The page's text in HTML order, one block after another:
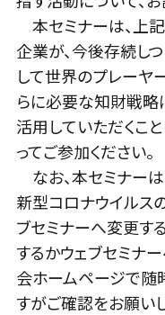
本セミナーは、上
企業が、今後存続し
して世界のプレーヤ
らに必要な知財戦略
活用していただくこ
ってご参加ください。
なお、本セミナーは
新型コロナウイルス
ブセミナーへ変更す
するかウェブセミナ
会ホームページで随
すがご確認をお願い